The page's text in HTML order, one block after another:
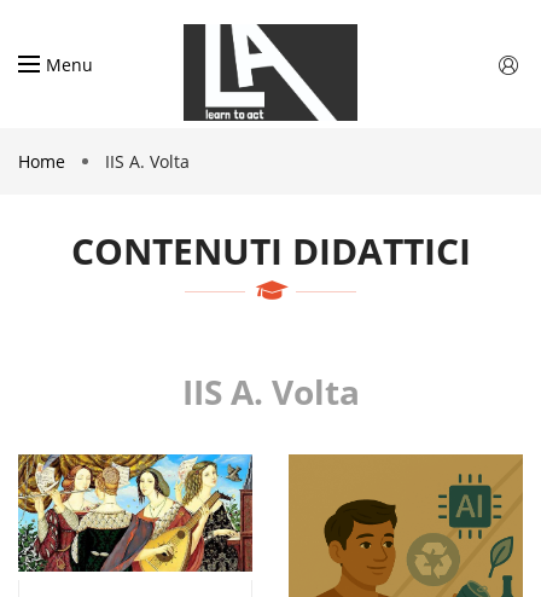
Menu
Home IIS A. Volta
CONTENUTI DIDATTICI
IIS A. Volta